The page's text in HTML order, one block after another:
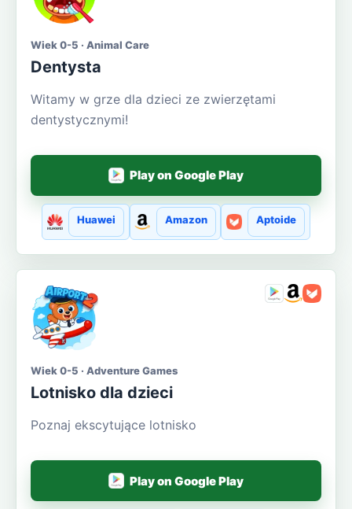
Wiek 0-5 · Animal Care
Dentysta
Witamy w grze dla dzieci ze zwierzętami
dentystycznymi!
Play on Google Play
Huawei Amazon Aptoide
Wiek 0-5 · Adventure Games
Lotnisko dla dzieci
Poznaj ekscytujące lotnisko
Play on Google Play